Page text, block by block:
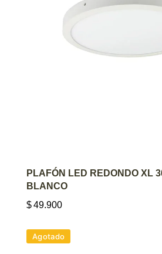
AGREGAR AL
PLAFÓN LED REDONDO XL
BLANCO
$49.900
Agotado